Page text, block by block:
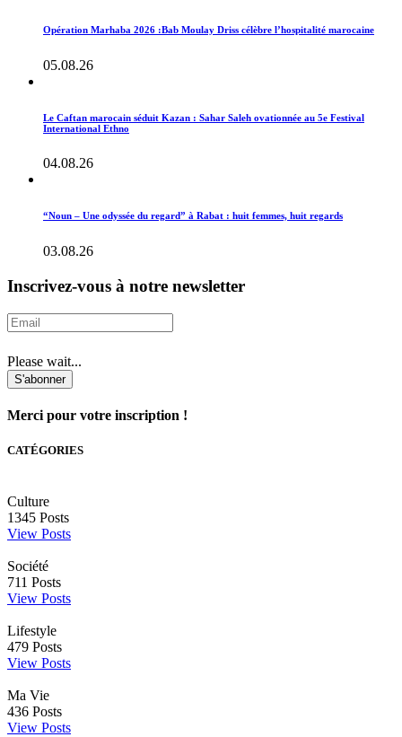
Opération Marhaba 2026 :Bab Moulay Driss célèbre l’hospitalité marocaine
05.08.26
Le Caftan marocain séduit Kazan : Sahar Saleh ovationnée au 5e Festival
International Ethno
04.08.26
“Noun – Une odyssée du regard” à Rabat : huit femmes, huit regards
03.08.26
Inscrivez-vous à notre newsletter
Please wait...
S'abonner
Merci pour votre inscription !
CATÉGORIES
Culture
1345 Posts
View Posts
Société
711 Posts
View Posts
Lifestyle
479 Posts
View Posts
Ma Vie
436 Posts
View Posts